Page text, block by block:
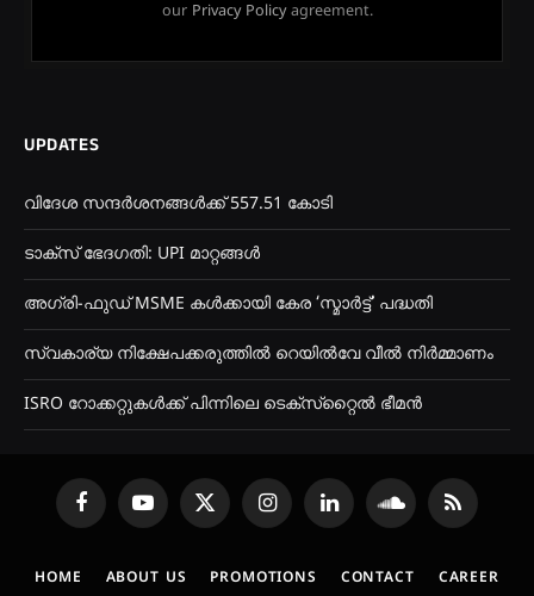
our Privacy Policyagreement.
UPDATES
വിദേശ സന്ദർശനങ്ങൾക്ക് 557.51 കോടി
ടാക്സ് ഭേദഗതി: UPI മാറ്റങ്ങൾ
അഗ്രി-ഫുഡ് MSME കൾക്കായി കേര ‘സ്മാര്‍ട്ട്’ പദ്ധതി
സ്വകാര്യ നിക്ഷേപക്കരുത്തിൽ റെയിൽവേ വീൽ നിർമ്മാണം
ISRO റോക്കറ്റുകൾക്ക് പിന്നിലെ ടെക്‌സ്‌റ്റൈൽ ഭീമൻ
FacebookYouTubeX
(Twitter)
InstagramLinkedInSoundCloud
RSS
HOME ABOUT US PROMOTIONS CONTACT CAREER